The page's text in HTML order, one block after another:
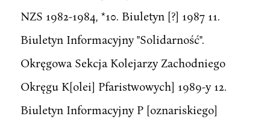
NZS 1982-1984, *10. Biuletyn [?] 1987 11.
Biuletyn Informacyjny "Solidarność".
Okręgowa Sekcja Kolejarzy Zachodniego
Okręgu K[olei] Pfaristwowych] 1989-y 12.
Biuletyn Informacyjny P [oznariskiego]